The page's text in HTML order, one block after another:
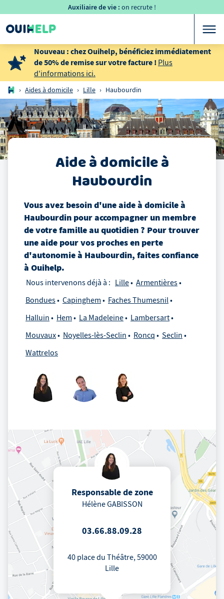
Auxiliaire de vie : on recrute !
Nouveau : chez Ouihelp, bénéficiez immédiatement
de 50% de remise sur votre facture ! Plus
d'informations ici.
› Aides à domicile › Lille › Haubourdin
Aide à domicileà
Haubourdin
Vous avez besoin d'une aide à domicileà
Haubourdin pour accompagner un membre
de votre famille au quotidien ? Pour trouver
une aide pour vos proches en perte
d'autonomieà Haubourdin, faites confiance
à Ouihelp.
Nous intervenons déjà à : Lille
Armentières
Bondues
Capinghem
Faches Thumesnil
Halluin
Hem La Madeleine
Lambersart
Mouvaux
Noyelles-lès-Seclin Roncq
Seclin
Wattrelos
Responsable de zone
Hélène GABISSON
03.66.88.09.28
40 place du Théâtre, 59000
Lille